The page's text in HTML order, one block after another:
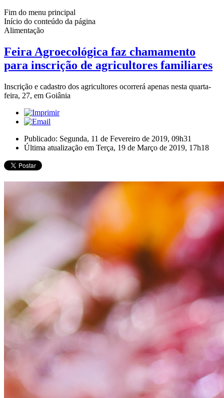
Fim do menu principal
Início do conteúdo da página
Alimentação
Feira Agroecológica faz chamamento
para inscrição de agricultores familiares
Inscrição e cadastro dos agricultores ocorrerá apenas nesta quarta-
feira, 27, em Goiânia
Publicado: Segunda, 11 de Fevereiro de 2019, 09h31
Última atualização em Terça, 19 de Março de 2019, 17h18